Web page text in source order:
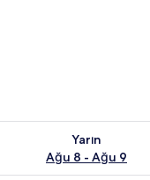
8
Yarın
Ağu 8 - Ağu 9
için müsaitliği kontrol